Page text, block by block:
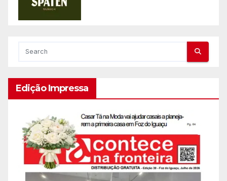
Edição Impressa